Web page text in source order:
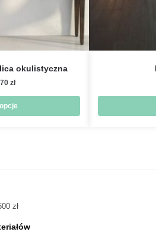
okulistyczna
złZakres
od
18 zł
zł